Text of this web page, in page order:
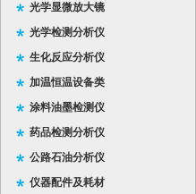
光学显微放大镜
光学检测分析仪
生化反应分析仪
加温恒温设备类
涂料油墨检测仪
药品检测分析仪
公路石油分析仪
仪器配件及耗材